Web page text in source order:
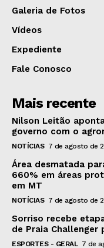
Galeria de Fotos
Vídeos
Expediente
Fale Conosco
Mais recente
Nilson Leitão
governo com o
NOTÍCIAS 7 de agosto de
Área desmatada
660% em áreas
em MT
NOTÍCIAS 7 de agosto de
Sorriso recebe
de Praia Challenger
ESPORTES - GERAL 7 de